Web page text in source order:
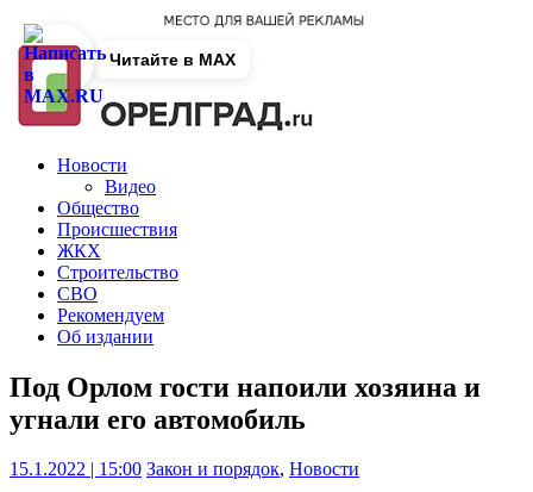
Новости
Видео
Общество
Происшествия
ЖКХ
Строительство
СВО
Рекомендуем
Об издании
Под Орлом гости напоили хозяина и
угнали его автомобиль
15.1.2022 | 15:00 Закон и порядок, Новости
Читайте в MAX